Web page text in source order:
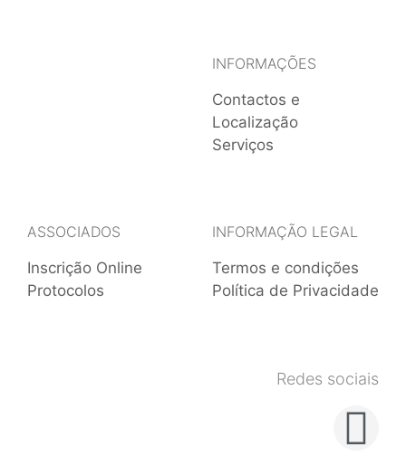
INFORMAÇÕES
Contactos e
Localização
Serviços
ASSOCIADOS
Inscrição Online
Protocolos
INFORMAÇÃO LEGAL
Termos e condições
Política de Privacidade
Redes sociais